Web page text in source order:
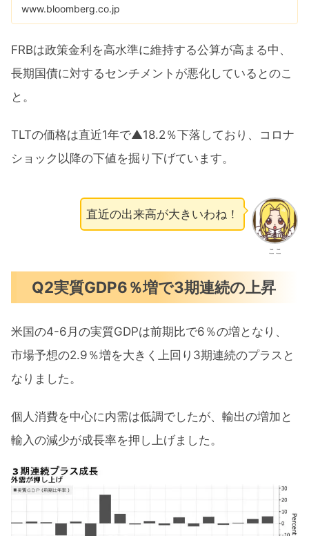
www.bloomberg.co.jp
FRBは政策金利を高水準に維持する公算が高まる中、
長期国債に対するセンチメントが悪化しているとのこ
と。
TLTの価格は直近1年で▲18.2％下落しており、コロナ
ショック以降の下値を掘り下げています。
ここ
直近の出来高が大きいわね！
Q2実質GDP6％増で3期連続の上昇
米国の4-6月の実質GDPは前期比で6％の増となり、
市場予想の2.9％増を大きく上回り3期連続のプラスと
なりました。
個人消費を中心に内需は低調でしたが、輸出の増加と
輸入の減少が成長率を押し上げました。